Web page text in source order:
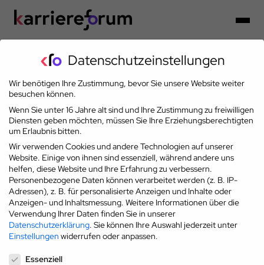
Partner der Karriereoffensive 2026
Datenschutzeinstellungen
Wir benötigen Ihre Zustimmung, bevor Sie unsere Website weiter
besuchen können.
Wenn Sie unter 16 Jahre alt sind und Ihre Zustimmung zu freiwilligen
Diensten geben möchten, müssen Sie Ihre Erziehungsberechtigten
um Erlaubnis bitten.
Wir verwenden Cookies und andere Technologien auf unserer
Website. Einige von ihnen sind essenziell, während andere uns
helfen, diese Website und Ihre Erfahrung zu verbessern.
Personenbezogene Daten können verarbeitet werden (z. B. IP-
Adressen), z. B. für personalisierte Anzeigen und Inhalte oder
Anzeigen- und Inhaltsmessung. Weitere Informationen über die
Verwendung Ihrer Daten finden Sie in unserer
Datenschutzerklärung. Sie können Ihre Auswahl jederzeit unter
Einstellungen widerrufen oder anpassen.
Essenziell